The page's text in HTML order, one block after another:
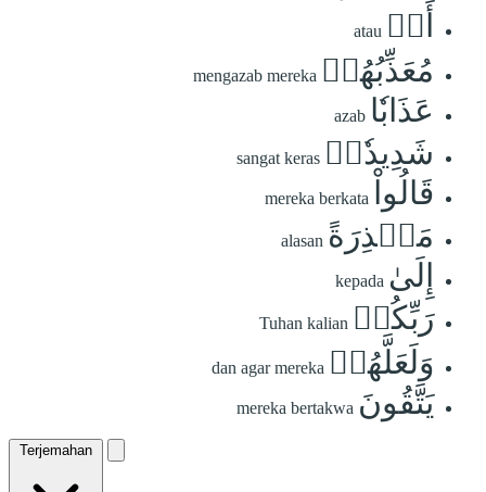
أَوۡ atau
مُعَذِّبُهُمۡ mengazab mereka
عَذَابٗا azab
شَدِيدٗاۖ sangat keras
قَالُواْ mereka berkata
مَعۡذِرَةً alasan
إِلَىٰ kepada
رَبِّكُمۡ Tuhan kalian
وَلَعَلَّهُمۡ dan agar mereka
يَتَّقُونَ mereka bertakwa
Terjemahan